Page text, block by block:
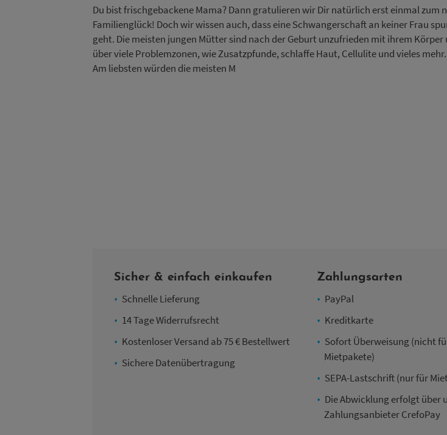
Du bist frischgebackene Mama? Dann gratulieren wir Dir natürlich erst einmal zum
Familienglück! Doch wir wissen auch, dass eine Schwangerschaft an keiner Frau
geht. Die meisten jungen Mütter sind nach der Geburt unzufrieden mit ihrem Körper
über viele Problemzonen, wie Zusatzpfunde, schlaffe Haut, Cellulite und vieles mehr.
Am liebsten würden die meisten M
Sicher & einfach einkaufen
Schnelle Lieferung
14 Tage Widerrufsrecht
Kostenloser Versand ab 75 € Bestellwert
Sichere Datenübertragung
Zahlungsarten
PayPal
Kreditkarte
Sofort Überweisung (nicht
Mietpakete)
SEPA-Lastschrift (nur für
Die Abwicklung erfolgt über
Zahlungsanbieter CrefoPay